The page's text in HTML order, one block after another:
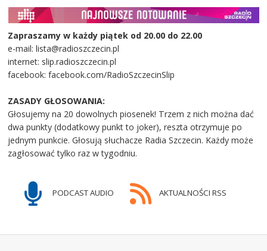
Zapraszamy w każdy piątek od 20.00 do 22.00
e-mail: lista@radioszczecin.pl
internet: slip.radioszczecin.pl
facebook: facebook.com/RadioSzczecinSlip
ZASADY GŁOSOWANIA:
Głosujemy na 20 dowolnych piosenek! Trzem z nich można dać
dwa punkty (dodatkowy punkt to joker), reszta otrzymuje po
jednym punkcie. Głosują słuchacze Radia Szczecin. Każdy może
zagłosować tylko raz w tygodniu.
PODCAST AUDIO AKTUALNOŚCI RSS